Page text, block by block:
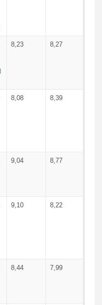
8,23 8,27
8,08 8,39
9,04 8,77
9,10 8,22
8,44 7,99